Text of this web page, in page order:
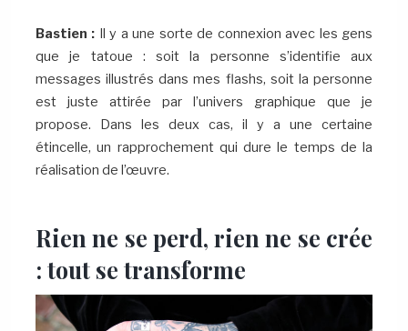
Bastien : Il y a une sorte de connexion avec les gens
que je tatoue : soit la personne s’identifie aux
messages illustrés dans mes flashs, soit la personne
est juste attirée par l’univers graphique que je
propose. Dans les deux cas, il y a une certaine
étincelle, un rapprochement qui dure le temps de la
réalisation de l’œuvre.
Rien ne se perd, rien ne se crée
: tout se transforme